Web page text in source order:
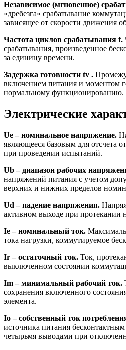
Независимое (мгновенное)
«дребезга» срабатывание
зависящее от скорости движения
Частота циклов срабатывания f.
срабатывания, произведенное
за единицу времени.
Задержка готовности tv .
включением питания и моментом
нормальному функционированию.
Электрические
Ue – номинальное напряжение.
являющееся базовым для отсчета
при проведении испытаний.
Ub – диапазон рабочих
напряжений питания с учетом
верхних и нижних пределов
Ud – падение напряжения.
активном выходе при протекании
Ie – номинальный ток.
тока нагрузки, коммутируемое
Ir – остаточный ток. Ток,
выключенном состоянии
Im – минимальный рабочий ток.
сохранения включенного
элемента.
Iо – собственный ток
источника питания
четырьмя выводами при